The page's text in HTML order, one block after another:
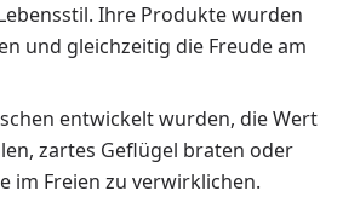
Ihre Produkte wurden
und gleichzeitig die Freude am
entwickelt wurden, die Wert
zartes Geflügel braten oder
im Freien zu verwirklichen.